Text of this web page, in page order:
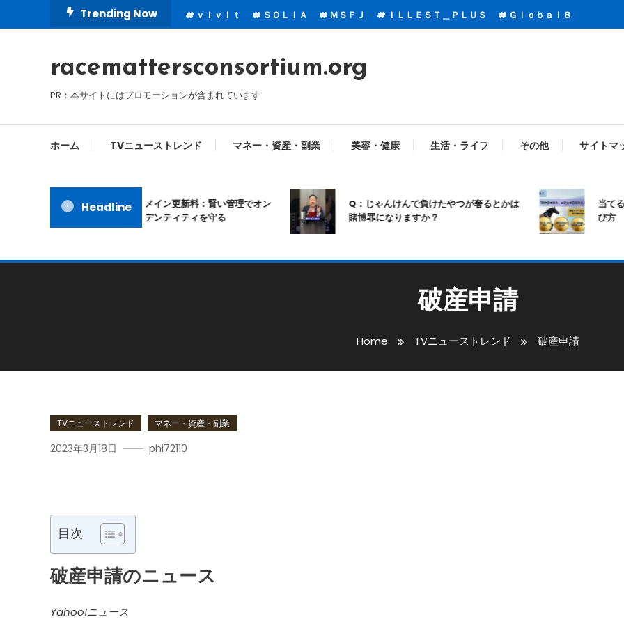
To
Trending Now ｖｉｖｉｔ ＳＯＬＩＡ ＭＳＦＪ ＩＬＬＥＳＴ＿ＰＬＵＳ Ｇｌｏｂａｌ８
racemattersconsortium.org
PR：本サイトにはプロモーションが含まれています
ホーム TVニューストレンド マネー・資産・副業 美容・健康 生活・ライフ その他 サイトマ
Headline
ムームードメイン更新料：賢い管理でオン
ラインアイデンティティを守る
Q：じゃんけんで負けたやつが奢るとかは
賭博罪になりますか？
当てる競
び方
破産申請
Home TVニューストレンド 破産申請
TVニューストレンド マネー・資産・副業
2023年3月18日 phi72110
目次
破産申請のニュース
Yahoo!ニュース